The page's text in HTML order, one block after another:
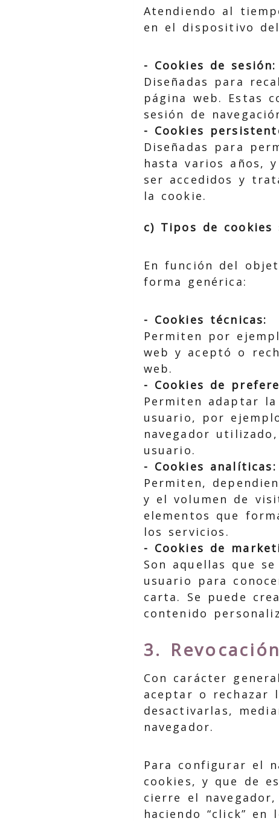
Atendiendo al
en el dispositivo
- Cookies de sesión:
Diseñadas para
página web. Estas
sesión de
- Cookies
Diseñadas para
hasta varios años,
ser accedidos y
la cookie.
c) Tipos de
En función del
forma genérica:
- Cookies técnicas:
Permiten por
web y aceptó o
web.
- Cookies de
Permiten adaptar
usuario, por
navegador
usuario.
- Cookies analíticas:
Permiten,
y el volumen de
elementos que
los servicios.
- Cookies de
Son aquellas que
usuario para
carta. Se puede
contenido
3.
Con carácter
aceptar o rechazar
desactivarlas,
navegador.
Para configurar el
cookies, y que de
cierre el
haciendo “click”